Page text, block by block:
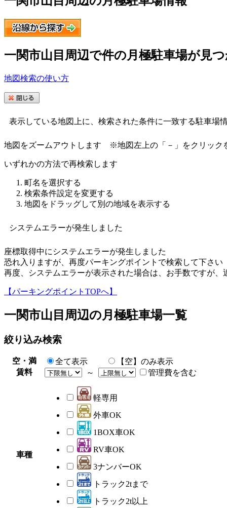
一関市山目 周辺で件の月極駐車場が見
地図検索の使い方
表示している地図上に、検索された条件に一致する駐車場
地図をズームアウトします ※地図左上の「－」をクリック
いずれかの方法で再検索します
町名を選択する
検索条件設定を変更する
地図をドラッグして別の地域を表示する
システムエラーが発生しました
座標取得中にシステムエラーが発生しました
恐れ入りますが、再度パーキングポイントで検索して下さい
再度、システムエラーが表示された場合は、お手数ですが
【パーキングポイントTOPへ】
一関市山目 周辺の月極駐車場一覧
絞り込み検索
空・満 全て表示
【空】のみ表示
賃料
～ 管理費を含む
車種
軽専用
外車OK
1BOX車OK
RV車OK
3ナンバーOK
トラック2tまで
トラック2t以上